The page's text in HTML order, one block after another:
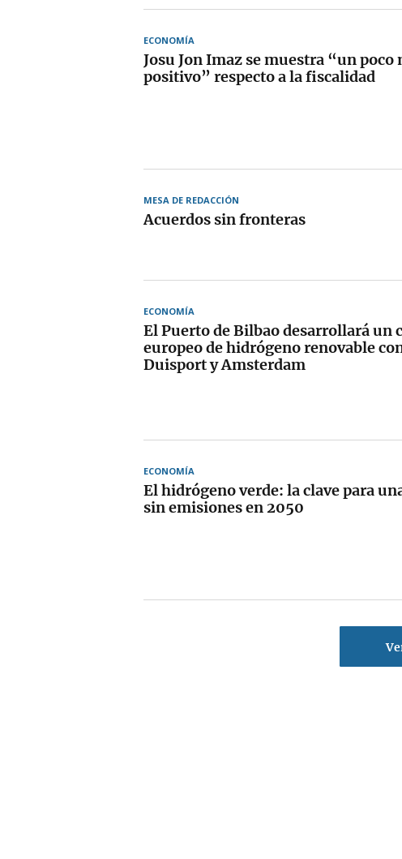
ECONOMÍA
Josu Jon Imaz se muestra “un poco
positivo” respecto a la fiscalidad
MESA DE REDACCIÓN
Acuerdos sin fronteras
ECONOMÍA
El Puerto de Bilbao desarrollará un
europeo de hidrógeno renovable
Duisport y Amsterdam
ECONOMÍA
El hidrógeno verde: la clave para
sin emisiones en 2050